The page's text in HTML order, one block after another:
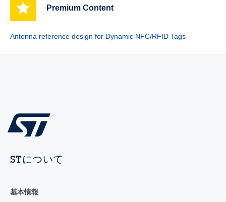
Premium Content
Antenna reference design for Dynamic NFC/RFID Tags
STについて
基本情報